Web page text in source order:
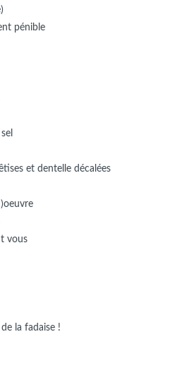
pénible
et dentelle décalées
vous
la fadaise !